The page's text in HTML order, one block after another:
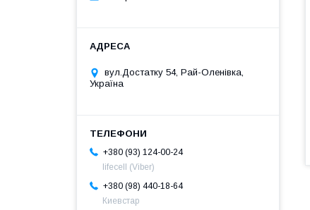
вул.Достатку 54, Рай-Оленівка,
Україна
+380 (93) 124-00-24
lifecell (Viber)
+380 (98) 440-18-64
Киевстар